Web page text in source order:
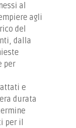
al
agli
del
dalla
per
e
durata
per il